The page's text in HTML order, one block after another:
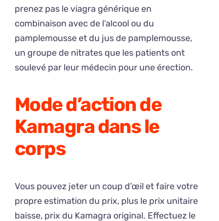
prenez pas le viagra générique en
combinaison avec de l’alcool ou du
pamplemousse et du jus de pamplemousse,
un groupe de nitrates que les patients ont
soulevé par leur médecin pour une érection.
Mode d’action de
Kamagra dans le
corps
Vous pouvez jeter un coup d’œil et faire votre
propre estimation du prix, plus le prix unitaire
baisse, prix du Kamagra original. Effectuez le